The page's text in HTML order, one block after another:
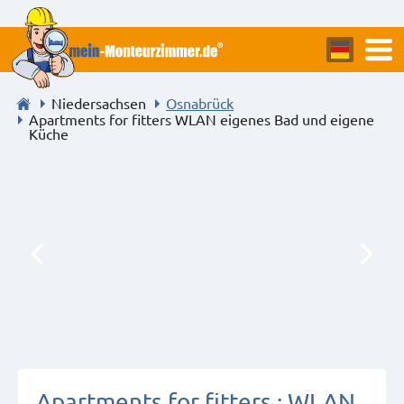
Niedersachsen
Osnabrück
Apartments for fitters WLAN eigenes Bad und eigene
Küche